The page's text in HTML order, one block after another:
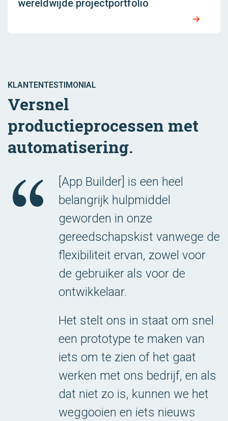
wereldwijde projectportfolio
KLANTENTESTIMONIAL
Versnel
productieprocessen met
automatisering.
[App Builder] is een heel
belangrijk hulpmiddel
geworden in onze
gereedschapskist vanwege de
flexibiliteit ervan, zowel voor
de gebruiker als voor de
ontwikkelaar.
Het stelt ons in staat om snel
een prototype te maken van
iets om te zien of het gaat
werken met ons bedrijf, en als
dat niet zo is, kunnen we het
weggooien en iets nieuws